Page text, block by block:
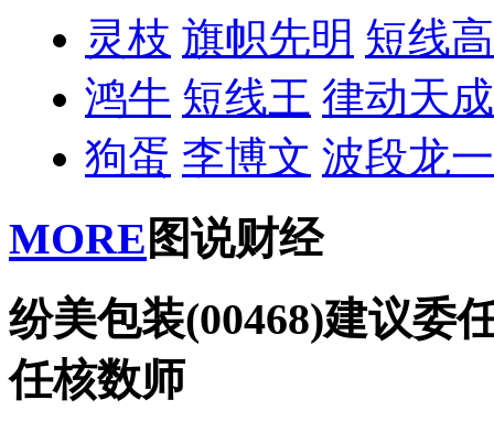
灵枝 旗帜先明 短线
鸿牛 短线王 律动天成
狗蛋 李博文 波段龙一
MORE 图说财经
纷美包装(00468)建议委
任核数师